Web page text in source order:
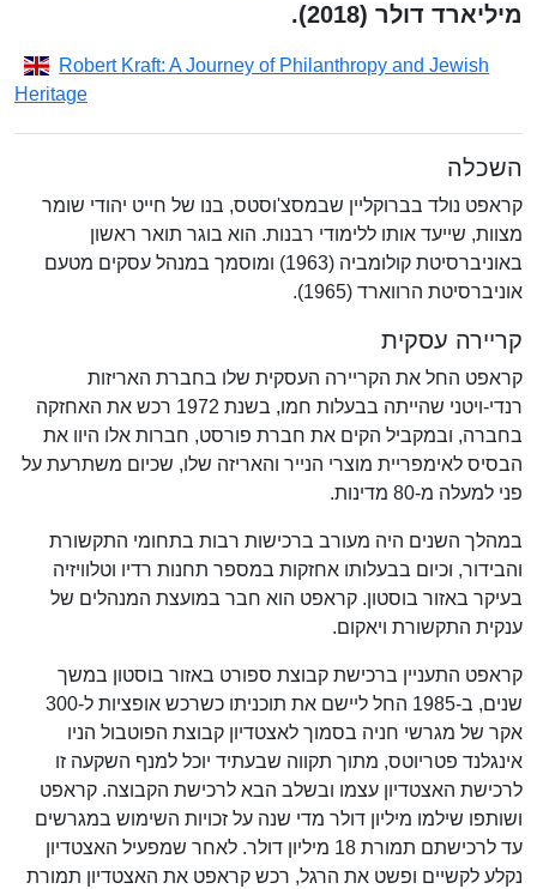
מיליארד דולר (2018).
Robert Kraft: A Journey of Philanthropy and Jewish
Heritage
השכלה
קראפט נולד בברוקליין שבמסצ'וסטס, בנו של חייט יהודי שומר
מצוות, שייעד אותו ללימודי רבנות. הוא בוגר תואר ראשון
באוניברסיטת קולומביה (1963) ומוסמך במנהל עסקים מטעם
אוניברסיטת הרווארד (1965).
קריירה עסקית
קראפט החל את הקריירה העסקית שלו בחברת האריזות
רנדי-ויטני שהייתה בבעלות חמו, בשנת 1972 רכש את האחזקה
בחברה, ובמקביל הקים את חברת פורסט, חברות אלו היוו את
הבסיס לאימפריית מוצרי הנייר והאריזה שלו, שכיום משתרעת על
פני למעלה מ-80 מדינות.
במהלך השנים היה מעורב ברכישות רבות בתחומי התקשורת
והבידור, וכיום בבעלותו אחזקות במספר תחנות רדיו וטלוויזיה
בעיקר באזור בוסטון. קראפט הוא חבר במועצת המנהלים של
ענקית התקשורת ויאקום.
קראפט התעניין ברכישת קבוצת ספורט באזור בוסטון במשך
שנים, ב-1985 החל ליישם את תוכניתו כשרכש אופציות ל-300
אקר של מגרשי חניה בסמוך לאצטדיון קבוצת הפוטבול הניו
אינגלנד פטריוטס, מתוך תקווה שבעתיד יוכל למנף השקעה זו
לרכישת האצטדיון עצמו ובשלב הבא לרכישת הקבוצה. קראפט
ושותפו שילמו מיליון דולר מדי שנה על זכויות השימוש במגרשים
עד לרכישתם תמורת 18 מיליון דולר. לאחר שמפעיל האצטדיון
נקלע לקשיים ופשט את הרגל, רכש קראפט את האצטדיון תמורת